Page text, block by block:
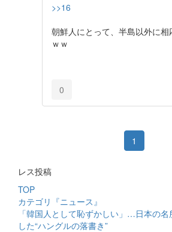
>>16
朝鮮人にとって、半島以外に
ｗｗ
0
1
レス投稿
TOP
カテゴリ『ニュース』
「韓国人として恥ずかしい」…日本の
した“ハングルの落書き”